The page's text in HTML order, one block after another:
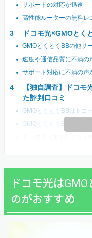
サポートの対応が迅速
高性能ルーターの無料レ
ドコモ光×GMOとく
GMOとくとくBBの他サ
速度や通信品質に不満の
サポート対応に不満の声
【独自調査】ドコ
た評判口コミ
GMOとくとくBBはドコ
GMOとくとくBBはドコ
ドコモ光は
のがおすすめ